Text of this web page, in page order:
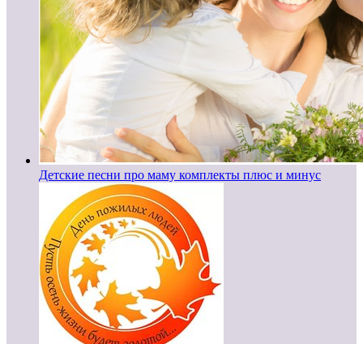
Детские песни про маму комплекты плюс и минус